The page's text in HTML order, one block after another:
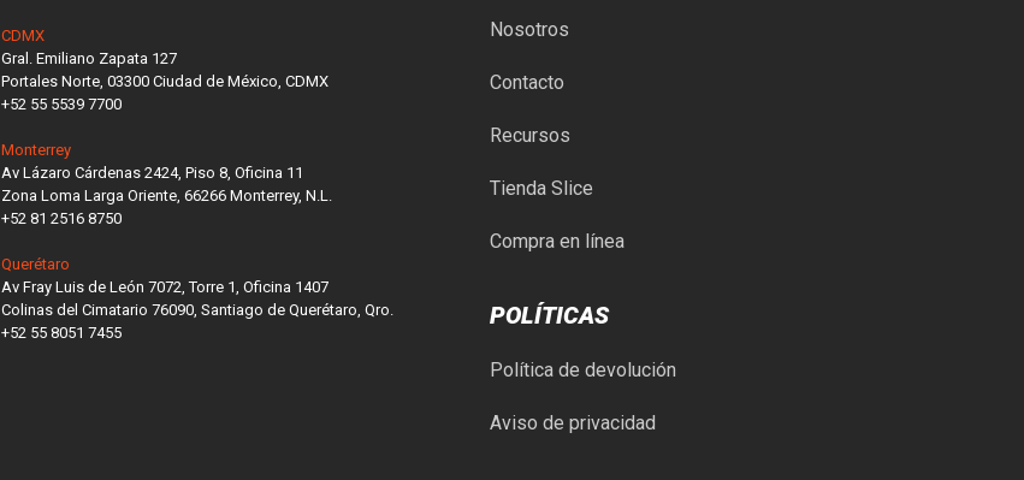
CDMX
Gral. Emiliano Zapata 127
Portales Norte, 03300 Ciudad de México, CDMX
+52 55 5539 7700
Monterrey
Av Lázaro Cárdenas 2424, Piso 8, Oficina 11
Zona Loma Larga Oriente, 66266 Monterrey, N.L.
+52 81 2516 8750
Querétaro
Av Fray Luis de León 7072, Torre 1, Oficina 1407
Colinas del Cimatario 76090, Santiago de Querétaro, Qro.
+52 55 8051 7455
Nosotros
Contacto
Recursos
Tienda Slice
Compra en línea
POLÍTICAS
Política de devolución
Aviso de privacidad